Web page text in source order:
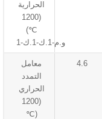
الحرارية
(1200
℃)
و.م-1.ك-1.ك-1
معامل
التمدد
الحراري
(1200
℃)
4.6